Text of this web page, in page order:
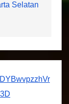
Selatan